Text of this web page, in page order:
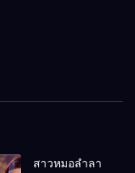
สาวหมอลำลา